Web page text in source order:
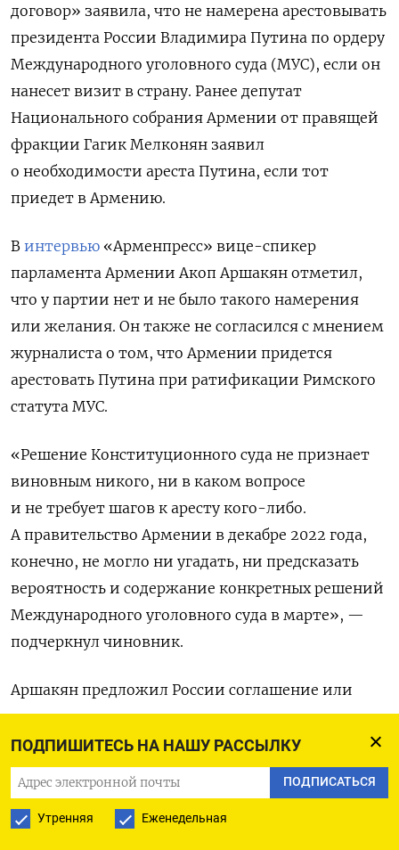
ПОДПИШИТЕСЬ НА НАШУ РАССЫЛКУ
ПОДПИСАТЬСЯ
Утренняя Еженедельная
договор» заявила, что не намерена арестовывать
президента России Владимира Путина по ордеру
Международного уголовного суда (МУС), если он
нанесет визит в страну. Ранее депутат
Национального собрания Армении от правящей
фракции Гагик Мелконян заявил
о необходимости ареста Путина, если тот
приедет в Армению.
В интервью «Арменпресс» вице-спикер
парламента Армении Акоп Аршакян отметил,
что у партии нет и не было такого намерения
или желания. Он также не согласился с мнением
журналиста о том, что Армении придется
арестовать Путина при ратификации Римского
статута МУС.
«Решение Конституционного суда не признает
виновным никого, ни в каком вопросе
и не требует шагов к аресту кого-либо.
А правительство Армении в декабре 2022 года,
конечно, не могло ни угадать, ни предсказать
вероятность и содержание конкретных решений
Международного уголовного суда в марте», —
подчеркнул чиновник.
Аршакян предложил России соглашение или
другие варианты урегулирования возможных
проблем из-за решения суда. Он заверил, что
Ереван услышал опасения РФ и готов работать
над укреплением двусторонних отношений.